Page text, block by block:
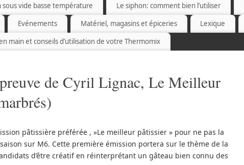
sous vide basse température
Le siphon: comment bien l’utiliser
Evénements
Matériel, magasins et épiceries Lexique
main et conseils d’utilisation de votre Thermomix
de Cyril Lignac, Le Meilleur
pâtissière préférée , »Le meilleur pâtissier » pour ne pas la
sur M6. Cette première émission portera sur le thème de la
d’être créatif en réinterprétant un gâteau bien connu des